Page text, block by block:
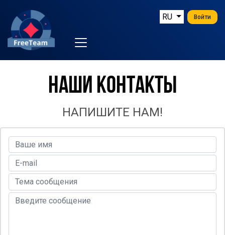
RU Войти
НАШИ КОНТАКТЫ
НАПИШИТЕ НАМ!